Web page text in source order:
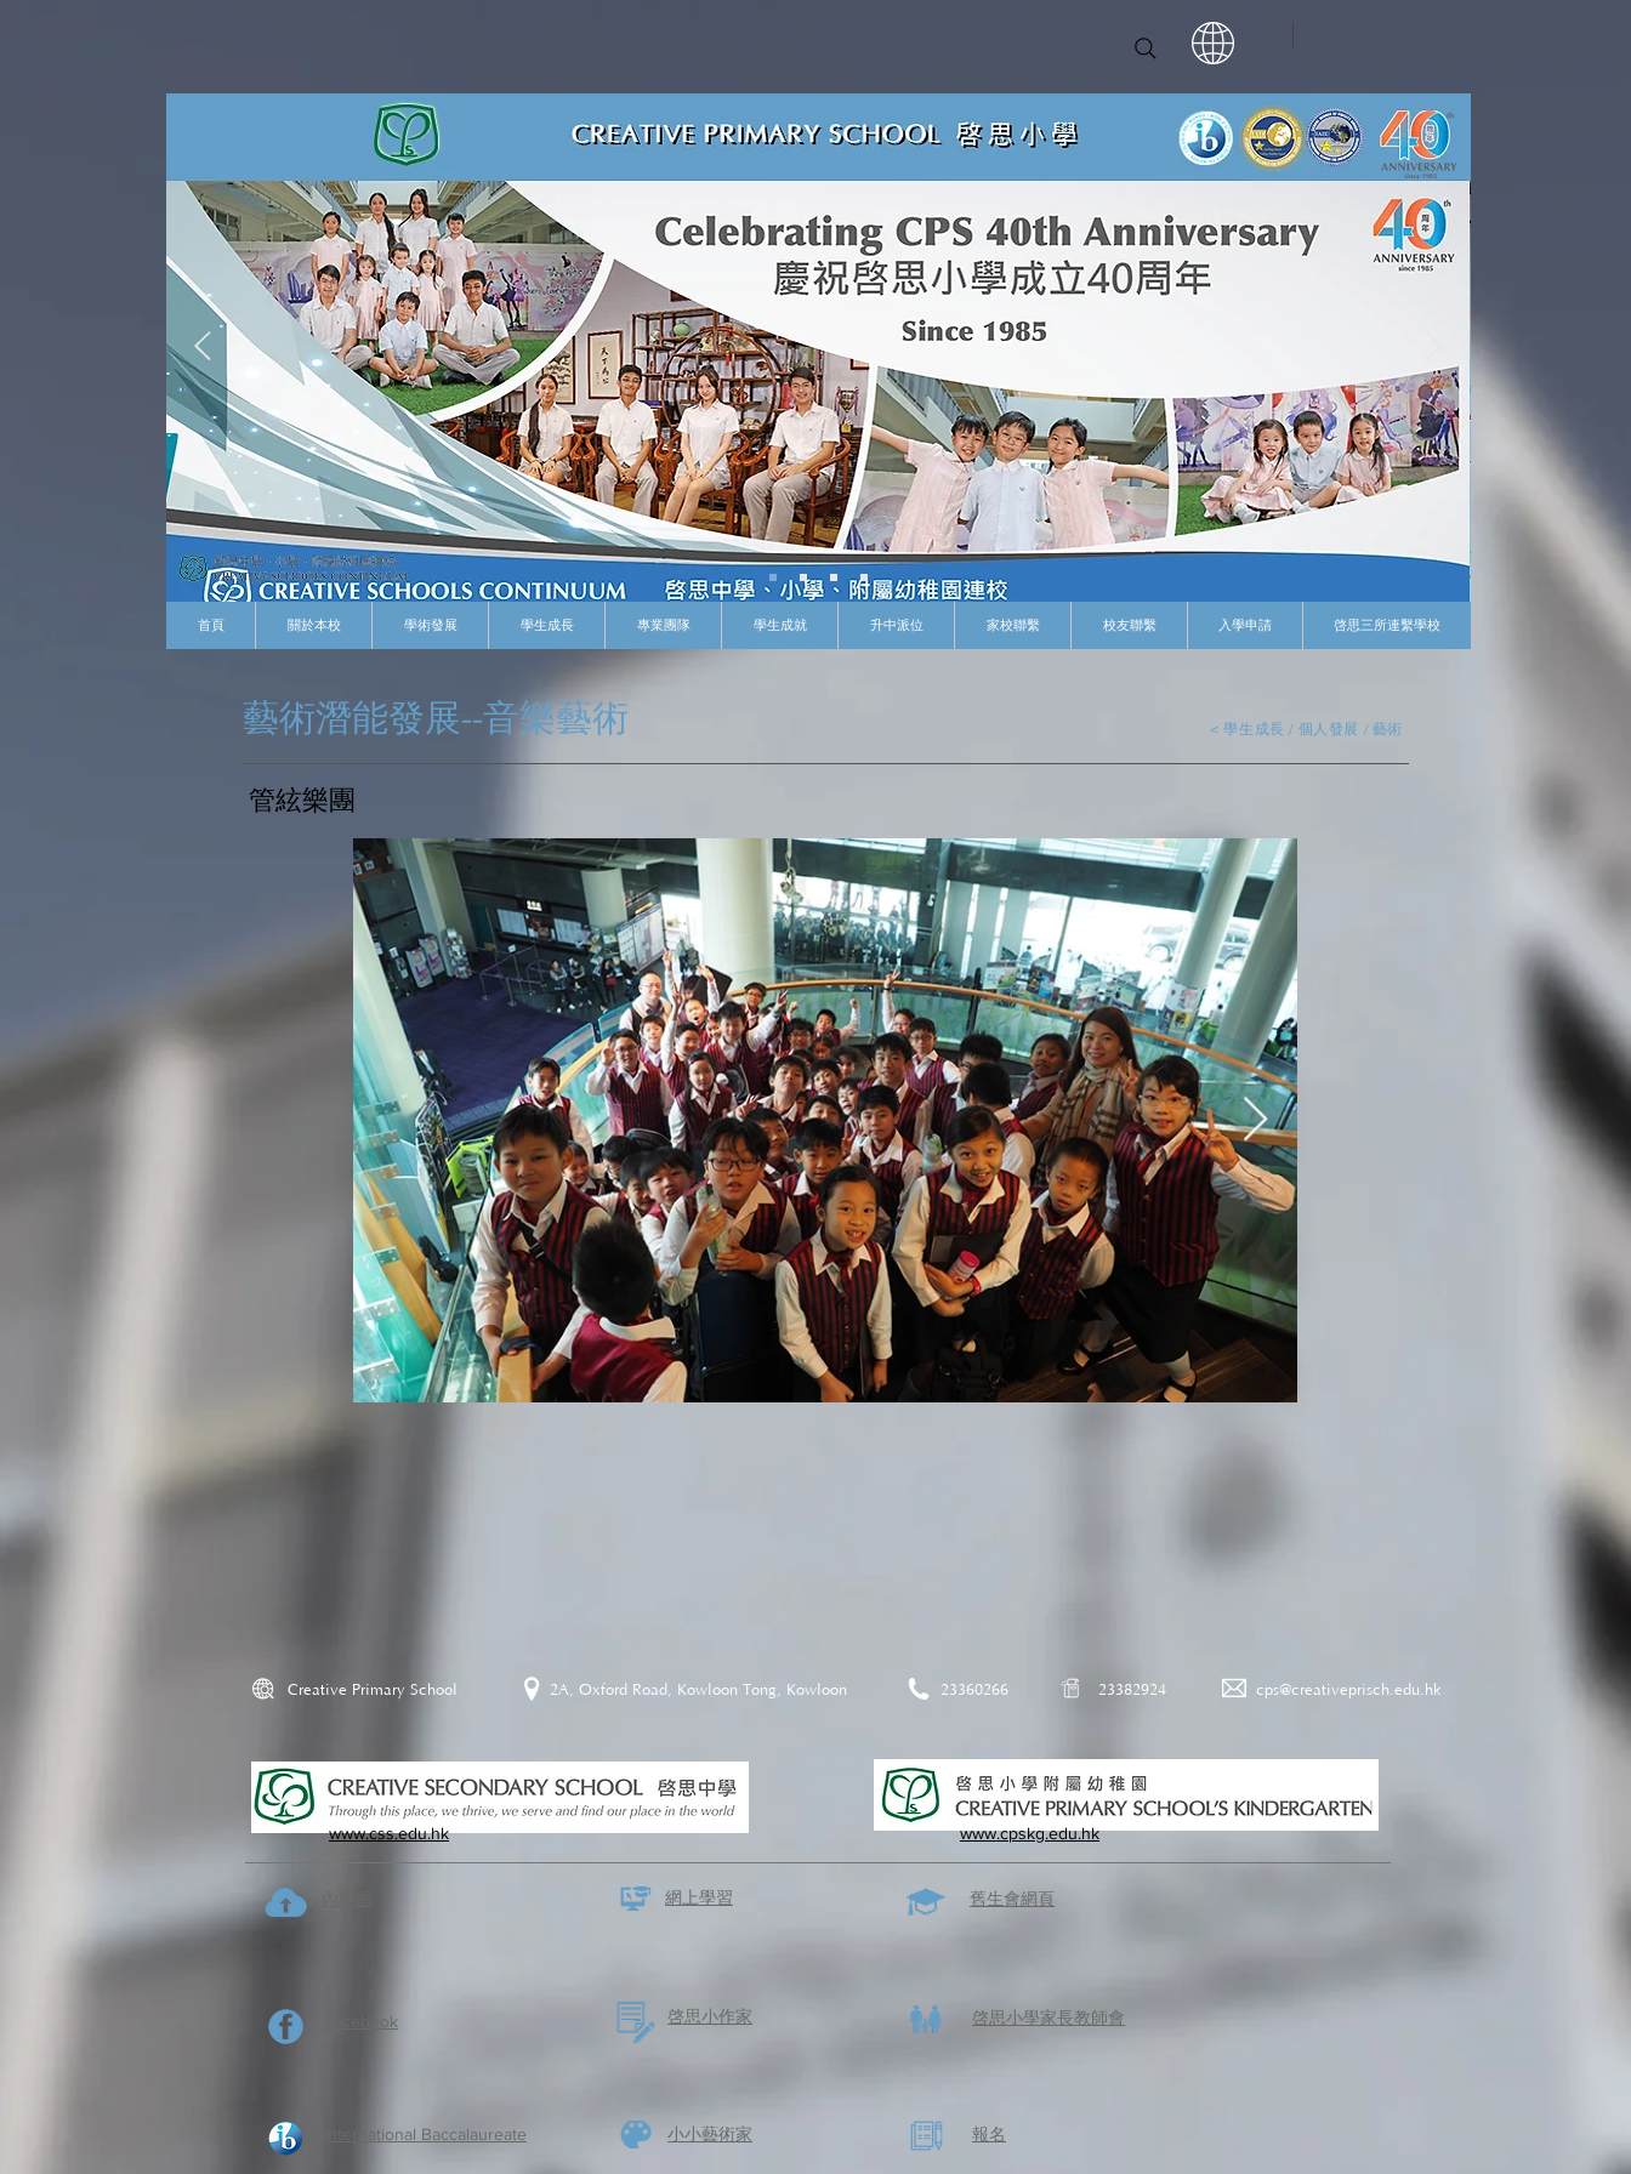
首頁 關於本校 學術發展 學生成長 專業團隊 學生成就 升中派位 家校聯繫 校友聯繫 入學申請 啓思三所連繫學校
藝術潛能發展--音樂藝術 < 學生成長 / 個人發展 / 藝術
​管絃樂團
Creative Primary School 2A, Oxford Road, Kowloon Tong, Kowloon 23360266 23382924 cps@creativeprisch.edu.hk
www.css.edu.hk www.cpskg.edu.hk
Facebook
International Baccalaureate
網上學習 ​舊生會網頁
啓思​小作家 ​啓思小學家長教師會
​小小藝術家 ​報名